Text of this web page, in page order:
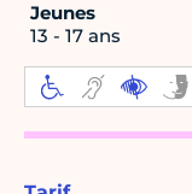
Jeunes
13 - 17 ans